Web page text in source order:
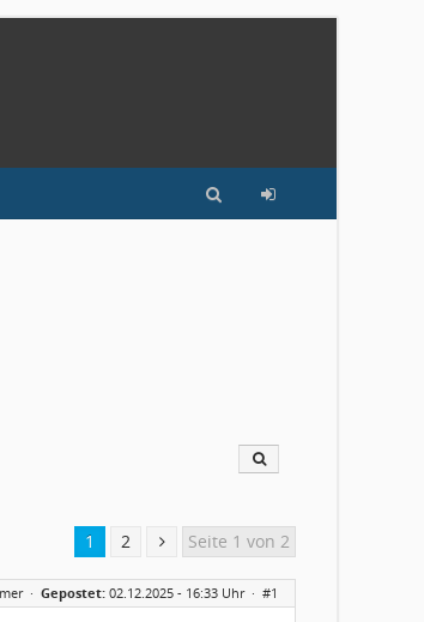
1 2 Seite 1 von 2
· Gepostet: 02.12.2025 - 16:33 Uhr · #1